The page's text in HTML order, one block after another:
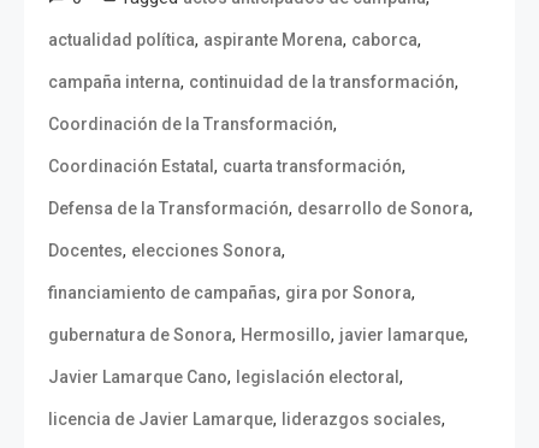
actualidad política, aspirante Morena, caborca,
campaña interna, continuidad de la transformación,
Coordinación de la Transformación,
Coordinación Estatal, cuarta transformación,
Defensa de la Transformación, desarrollo de Sonora,
Docentes, elecciones Sonora,
financiamiento de campañas, gira por Sonora,
gubernatura de Sonora, Hermosillo, javier lamarque,
Javier Lamarque Cano, legislación electoral,
licencia de Javier Lamarque, liderazgos sociales,